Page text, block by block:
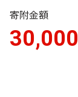
寄附金額
30,000